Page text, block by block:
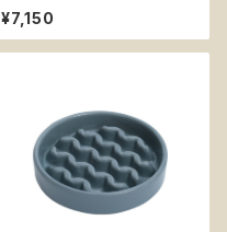
スリップ エンリッチメント 犬 知
育 スローフィーダー 早食い防
¥7,150